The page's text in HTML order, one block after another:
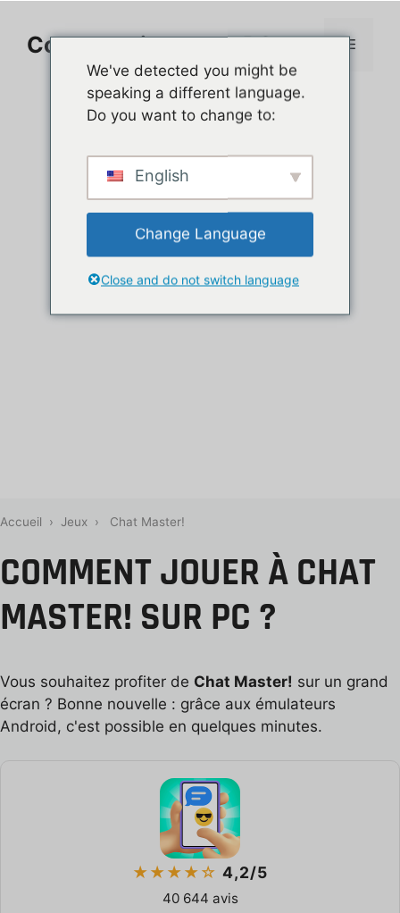
contenuComment jouer sur PC Menu
Accueil › Jeux › Chat Master!
COMMENT JOUER À CHAT
MASTER! SUR PC ?
Vous souhaitez profiter de Chat Master! sur un grand
écran ? Bonne nouvelle : grâce aux émulateurs
Android, c'est possible en quelques minutes.
★★★★☆ 4,2/5
40 644 avis
We've detected you might be
speaking a different language.
Do you want to change to:
English
Change Language
Close and do not switch language